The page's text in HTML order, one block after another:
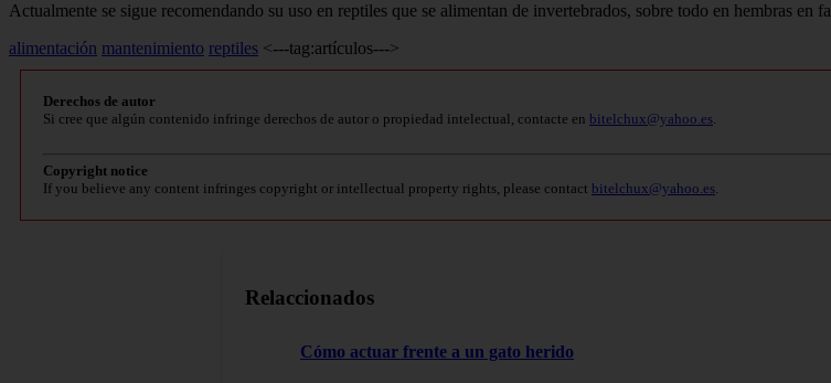
Actualmente se sigue recomendando su uso en reptiles que se alimentan de invertebrados, sobre todo en hembras en
alimentación mantenimiento reptiles <---tag:artículos--->
Derechos de autor
Si cree que algún contenido infringe derechos de autor o propiedad intelectual, contacte en bitelchux@yahoo.es.
Copyright notice
If you believe any content infringes copyright or intellectual property rights, please contact bitelchux@yahoo.es.
Relaccionados
Cómo actuar frente a un gato herido